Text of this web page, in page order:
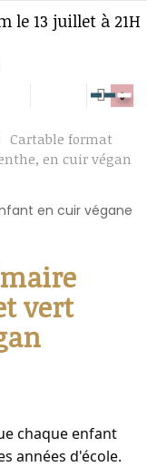
le 13 juillet à 21H
0
Cartable format
en cuir végan
vert
chaque enfant
années d'école.